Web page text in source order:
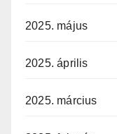
2025. május
2025. április
2025. március